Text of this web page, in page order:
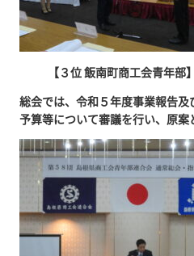
【３位 飯南町商工会青年部】
総会では、令和５年度事業報告
予算等について審議を行い、原案